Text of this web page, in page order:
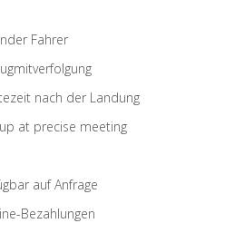
Fahrer
nach der Landung
at precise meeting
auf Anfrage
Bezahlungen